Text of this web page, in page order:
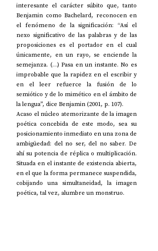
interesante el carácter súbito que, tanto
Benjamin como Bachelard, reconocen en
el fenómeno de la significación: “Así el
nexo significativo de las palabras y de las
proposiciones es el portador en el cual
únicamente, en un rayo, se enciende la
semejanza. (…) Pasa en un instante. No es
improbable que la rapidez en el escribir y
en el leer refuerce la fusión de lo
semiótico y de lo mimético en el ámbito de
la lengua”, dice Benjamin (2001, p. 107).
Acaso el núcleo atemorizante de la imagen
poética concebida de este modo, sea su
posicionamiento inmediato en una zona de
ambigüedad: del no ser, del no saber. De
ahí su potencia de réplica o multiplicación.
Situada en el instante de existencia abierta,
en el que la forma permanece suspendida,
cobijando una simultaneidad, la imagen
poética, tal vez, alumbre un monstruo.